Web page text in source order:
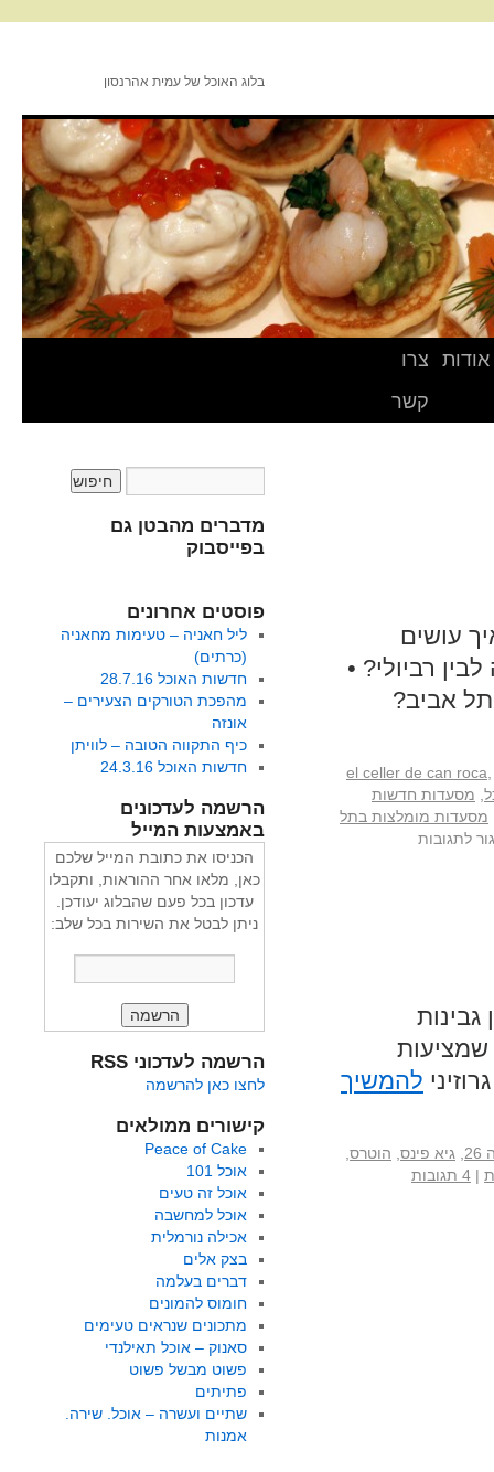
בלוג האוכל של עמית אהרנסון
אודות
צרו
קשר
עושים
רביולי? •
אביב?
el celler de can roca
מסעדות חדשות
מסעדות מומלצות בתל
לתגובות
שמציעות
להמשיך
גיא פינס הוטרס
| 4 תגובות
מדברים מהבטן גם
בפייסבוק
פוסטים אחרונים
ליל חאניה – טעימות מחאניה
(כרתים)
חדשות האוכל 28.7.16
מהפכת הטורקים הצעירים –
אונזה
כיף התקווה הטובה – לוויתן
חדשות האוכל 24.3.16
הרשמה לעדכונים
באמצעות המייל
הכניסו את כתובת המייל שלכם
כאן, מלאו אחר ההוראות, ותקבלו
עדכון בכל פעם שהבלוג יעודכן.
ניתן לבטל את השירות בכל שלב:
הרשמה לעדכוני RSS
לחצו כאן להרשמה
קישורים ממולאים
Peace of Cake
אוכל 101
אוכל זה טעים
אוכל למחשבה
אכילה נורמלית
בצק אלים
דברים בעלמה
חומוס להמונים
מתכונים שנראים טעימים
סאנוק – אוכל תאילנדי
פשוט מבשל פשוט
פתיתים
שתיים ועשרה – אוכל. שירה.
אמנות